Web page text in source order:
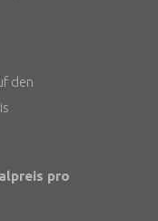
den
pro